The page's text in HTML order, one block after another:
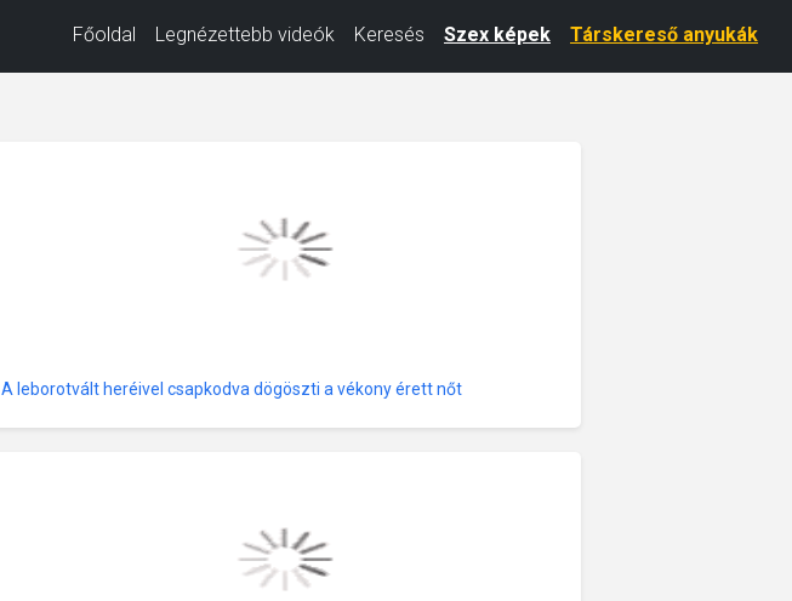
Főoldal Legnézettebb videók Keresés Szex képek Társkereső anyukák
A leborotvált heréivel csapkodva dögöszti a vékony érett nőt